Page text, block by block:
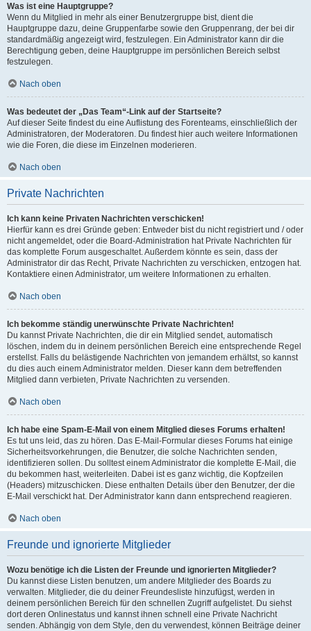
Was ist eine Hauptgruppe?
Wenn du Mitglied in mehr als einer Benutzergruppe bist, dient die
Hauptgruppe dazu, deine Gruppenfarbe sowie den Gruppenrang, der bei dir
standardmäßig angezeigt wird, festzulegen. Ein Administrator kann dir die
Berechtigung geben, deine Hauptgruppe im persönlichen Bereich selbst
festzulegen.
Nach oben
Was bedeutet der „Das Team“-Link auf der Startseite?
Auf dieser Seite findest du eine Auflistung des Forenteams, einschließlich der
Administratoren, der Moderatoren. Du findest hier auch weitere Informationen
wie die Foren, die diese im Einzelnen moderieren.
Nach oben
Private Nachrichten
Ich kann keine Privaten Nachrichten verschicken!
Hierfür kann es drei Gründe geben: Entweder bist du nicht registriert und / oder
nicht angemeldet, oder die Board-Administration hat Private Nachrichten für
das komplette Forum ausgeschaltet. Außerdem könnte es sein, dass der
Administrator dir das Recht, Private Nachrichten zu verschicken, entzogen hat.
Kontaktiere einen Administrator, um weitere Informationen zu erhalten.
Nach oben
Ich bekomme ständig unerwünschte Private Nachrichten!
Du kannst Private Nachrichten, die dir ein Mitglied sendet, automatisch
löschen, indem du in deinem persönlichen Bereich eine entsprechende Regel
erstellst. Falls du belästigende Nachrichten von jemandem erhältst, so kannst
du dies auch einem Administrator melden. Dieser kann dem betreffenden
Mitglied dann verbieten, Private Nachrichten zu versenden.
Nach oben
Ich habe eine Spam-E-Mail von einem Mitglied dieses Forums erhalten!
Es tut uns leid, das zu hören. Das E-Mail-Formular dieses Forums hat einige
Sicherheitsvorkehrungen, die Benutzer, die solche Nachrichten senden,
identifizieren sollen. Du solltest einem Administrator die komplette E-Mail, die
du bekommen hast, weiterleiten. Dabei ist es ganz wichtig, die Kopfzeilen
(Headers) mitzuschicken. Diese enthalten Details über den Benutzer, der die
E-Mail verschickt hat. Der Administrator kann dann entsprechend reagieren.
Nach oben
Freunde und ignorierte Mitglieder
Wozu benötige ich die Listen der Freunde und ignorierten Mitglieder?
Du kannst diese Listen benutzen, um andere Mitglieder des Boards zu
verwalten. Mitglieder, die du deiner Freundesliste hinzufügst, werden in
deinem persönlichen Bereich für den schnellen Zugriff aufgelistet. Du siehst
dort deren Onlinestatus und kannst ihnen schnell eine Private Nachricht
senden. Abhängig von dem Style, den du verwendest, können Beiträge deiner